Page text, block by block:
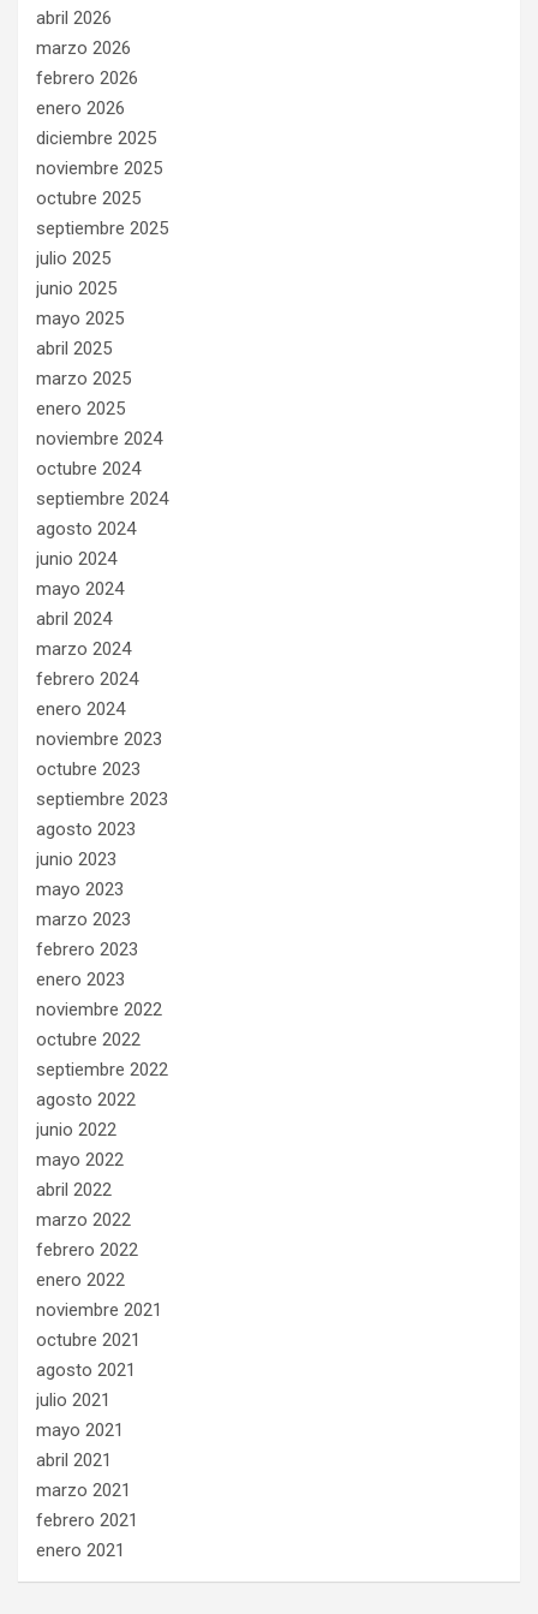
abril 2026
marzo 2026
febrero 2026
enero 2026
diciembre 2025
noviembre 2025
octubre 2025
septiembre 2025
julio 2025
junio 2025
mayo 2025
abril 2025
marzo 2025
enero 2025
noviembre 2024
octubre 2024
septiembre 2024
agosto 2024
junio 2024
mayo 2024
abril 2024
marzo 2024
febrero 2024
enero 2024
noviembre 2023
octubre 2023
septiembre 2023
agosto 2023
junio 2023
mayo 2023
marzo 2023
febrero 2023
enero 2023
noviembre 2022
octubre 2022
septiembre 2022
agosto 2022
junio 2022
mayo 2022
abril 2022
marzo 2022
febrero 2022
enero 2022
noviembre 2021
octubre 2021
agosto 2021
julio 2021
mayo 2021
abril 2021
marzo 2021
febrero 2021
enero 2021